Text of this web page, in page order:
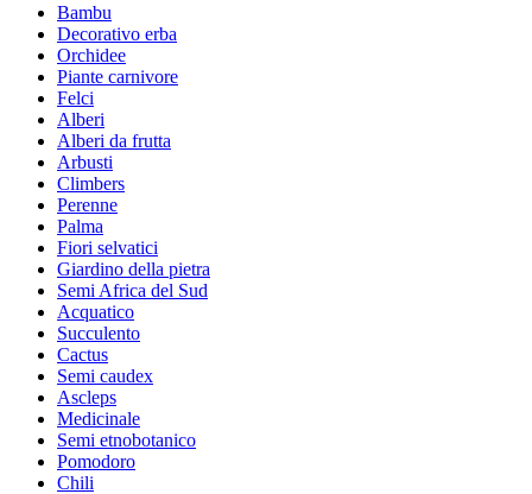
Bambu
Decorativo erba
Orchidee
Piante carnivore
Felci
Alberi
Alberi da frutta
Arbusti
Climbers
Perenne
Palma
Fiori selvatici
Giardino della pietra
Semi Africa del Sud
Acquatico
Succulento
Cactus
Semi caudex
Ascleps
Medicinale
Semi etnobotanico
Pomodoro
Chili